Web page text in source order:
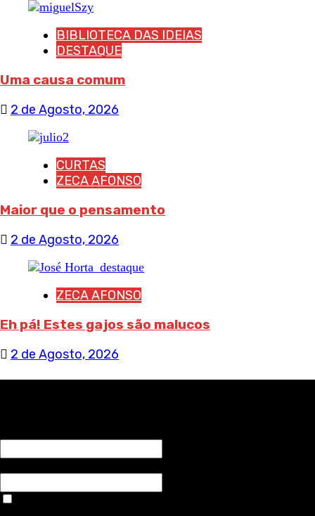
BIBLIOTECA DAS IDEIAS
DESTAQUE
Uma causa comum
2 de Agosto, 2026
CURTAS
ZECA AFONSO
Maior que o pensamento
2 de Agosto, 2026
ZECA AFONSO
Eh pá! Estes gajos são malucos
2 de Agosto, 2026